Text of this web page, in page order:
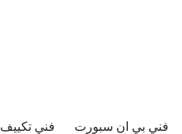
فني بي ان سبورت فني تكييف